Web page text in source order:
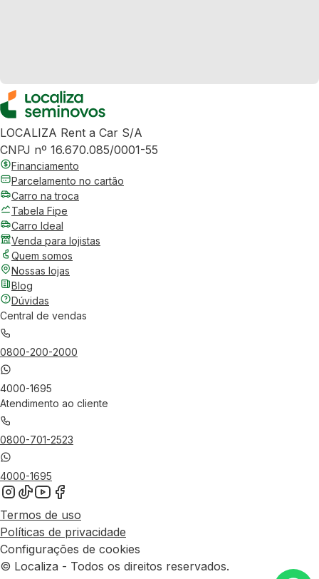
LOCALIZA Rent a Car S/A
CNPJ nº 16.670.085/0001-55
Financiamento
Parcelamento no cartão
Carro na troca
Tabela Fipe
Carro Ideal
Venda para lojistas
Quem somos
Nossas lojas
Blog
Dúvidas
Central de vendas
0800-200-2000
4000-1695
Atendimento ao cliente
0800-701-2523
4000-1695
Termos de uso
Políticas de privacidade
Configurações de cookies
© Localiza - Todos os direitos reservados.